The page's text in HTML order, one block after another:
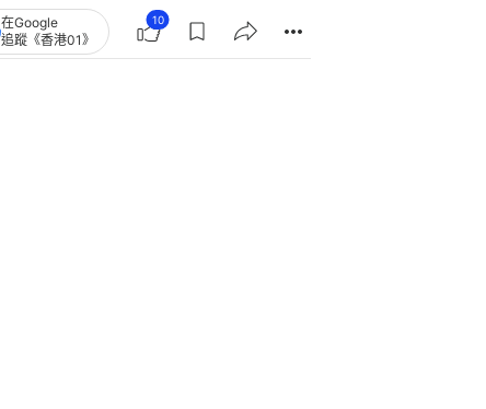
追蹤《香港01》